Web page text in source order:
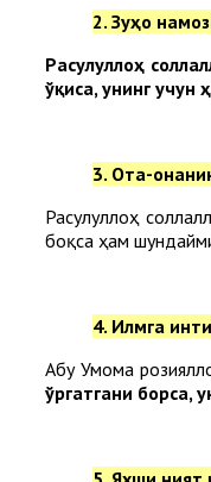
2. Зуҳо
Расулуллоҳ
ўқиса, унинг учун
3. Ота-
Расулуллоҳ
боқса ҳам
4. Илмга
Абу Умома
ўргатгани борса,